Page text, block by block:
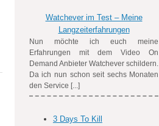
Watchever im Test – Meine
Langzeiterfahrungen
Nun möchte ich euch meine
Erfahrungen mit dem Video On
Demand Anbieter Watchever schildern.
Da ich nun schon seit sechs Monaten
den Service [...]
3 Days To Kill